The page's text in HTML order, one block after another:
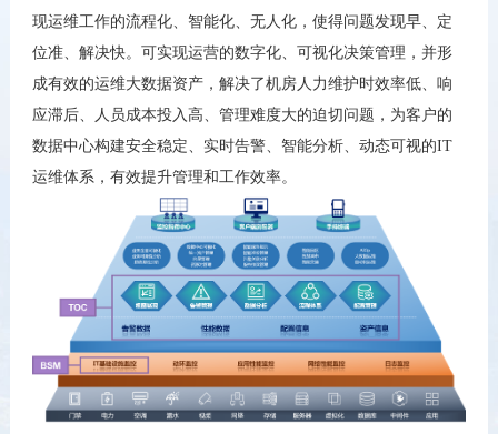
现运维工作的流程化、智能化、无人化，使得问题发现早、定
位准、解决快。可实现运营的数字化、可视化决策管理，并形
成有效的运维大数据资产，解决了机房人力维护时效率低、响
应滞后、人员成本投入高、管理难度大的迫切问题，为客户的
数据中心构建安全稳定、实时告警、智能分析、动态可视的IT
运维体系，有效提升管理和工作效率。